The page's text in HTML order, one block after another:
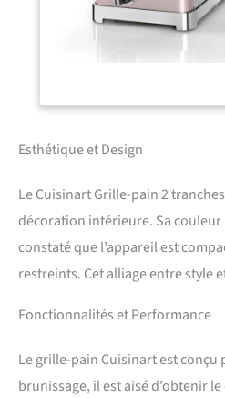
Esthétique et Design
Le Cuisinart Grille-pain 2
décoration intérieure. Sa couleur
constaté que l’appareil est
restreints. Cet alliage entre style
Fonctionnalités et Performance
Le grille-pain Cuisinart est conçu
brunissage, il est aisé d’obtenir